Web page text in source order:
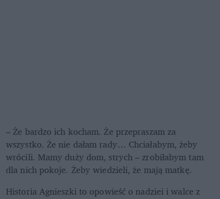
– Że bardzo ich kocham. Że przepraszam za
wszystko. Że nie dałam rady… Chciałabym, żeby
wrócili. Mamy duży dom, strych – zrobiłabym tam
dla nich pokoje. Żeby wiedzieli, że mają matkę.
Historia Agnieszki to opowieść o nadziei i walce z